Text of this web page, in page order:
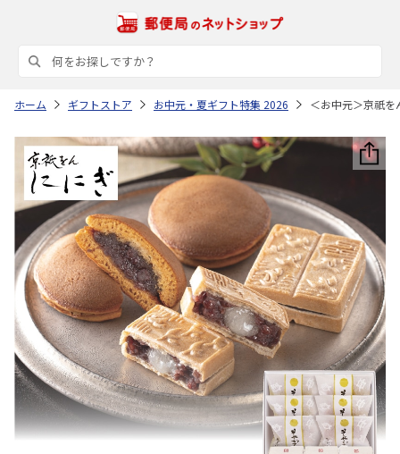
ホーム ギフトストア お中元・夏ギフト特集 2026 ＜お中元＞京祇